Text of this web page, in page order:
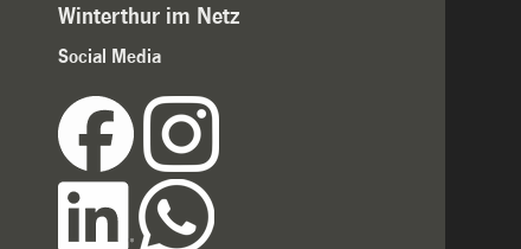
Winterthur im Netz
Social Media